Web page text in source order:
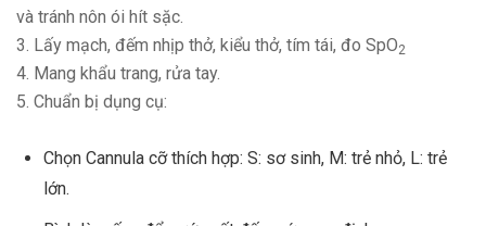
và tránh nôn ói hít sặc.
3. Lấy mạch, đếm nhịp thở, kiểu thở, tím tái, đo SpO2
4. Mang khẩu trang, rửa tay.
5. Chuẩn bị dụng cụ:
Chọn Cannula cỡ thích hợp: S: sơ sinh, M: trẻ nhỏ, L: trẻ
lớn.